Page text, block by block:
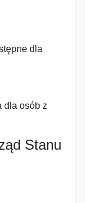
dla
dla osób z
Stanu